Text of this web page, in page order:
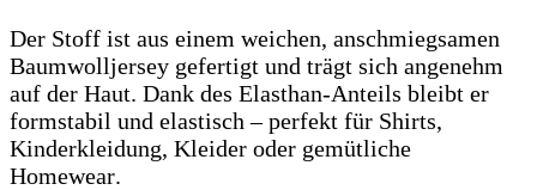
Der Stoff ist aus einem weichen, anschmiegsamen
Baumwolljersey gefertigt und trägt sich angenehm
auf der Haut. Dank des Elasthan-Anteils bleibt er
formstabil und elastisch – perfekt für Shirts,
Kinderkleidung, Kleider oder gemütliche
Homewear.